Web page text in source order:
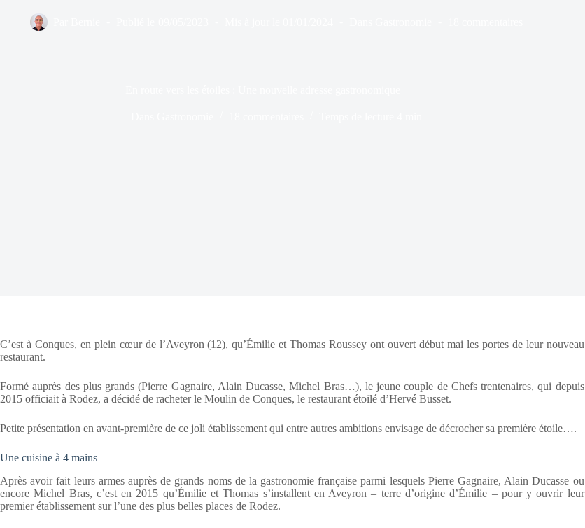
C’est à Conques, en plein cœur de l’Aveyron (12), qu’Émilie et Thomas Roussey ont ouvert début mai les portes de leur nouveau
restaurant.
Formé auprès des plus grands (Pierre Gagnaire, Alain Ducasse, Michel Bras…), le jeune couple de Chefs trentenaires, qui depuis
2015 officiait à Rodez, a décidé de racheter le Moulin de Conques, le restaurant étoilé d’Hervé Busset.
Petite présentation en avant-première de ce joli établissement qui entre autres ambitions envisage de décrocher sa première étoile….
Une cuisine à 4 mains
Après avoir fait leurs armes auprès de grands noms de la gastronomie française parmi lesquels Pierre Gagnaire, Alain Ducasse ou
encore Michel Bras, c’est en 2015 qu’Émilie et Thomas s’installent en Aveyron – terre d’origine d’Émilie – pour y ouvrir leur
premier établissement sur l’une des plus belles places de Rodez.